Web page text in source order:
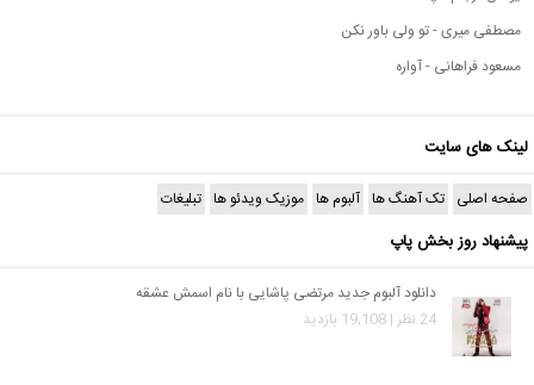
مصطفی میری - تو ولی باور نکن
مسعود فراهانی - آواره
لینک های سایت
صفحه اصلی تک آهنگ ها آلبوم ها موزیک ویدئو ها تبلیغات
پیشنهاد روز بخش پاپ
دانلود آلبوم جدید مرتضی پاشایی با نام اسمش عشقه
24 نظر | 19,108 بازدید